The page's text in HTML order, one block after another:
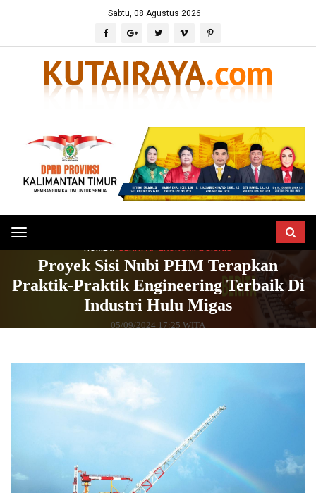
Sabtu, 08 Agustus 2026
Toggle
navigation
Proyek Sisi Nubi PHM Terapkan
Praktik-Praktik Engineering Terbaik Di
Industri Hulu Migas
05/09/2024 17:25 WITA